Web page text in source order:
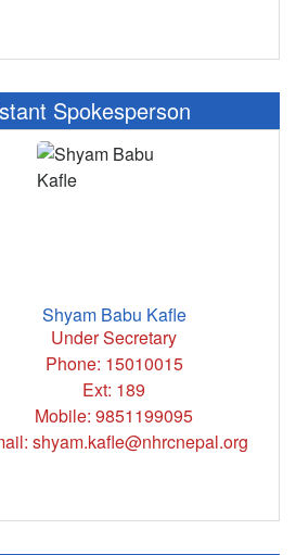
Spokesperson
Shyam Babu Kafle
Under Secretary
Phone: 15010015
Ext: 189
Mobile: 9851199095
shyam.kafle@nhrcnepal.org